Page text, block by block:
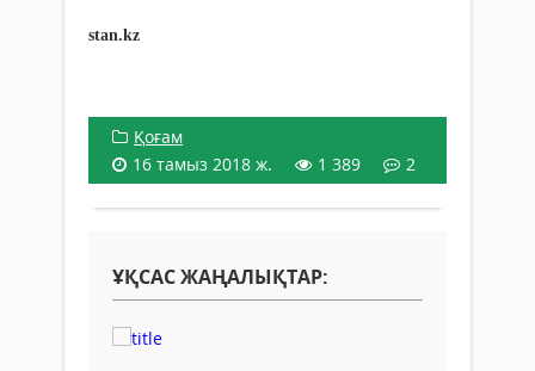
stan.kz
Қоғам
16 тамыз 2018 ж.
1 389 2
ҰҚСАС ЖАҢАЛЫҚТАР: